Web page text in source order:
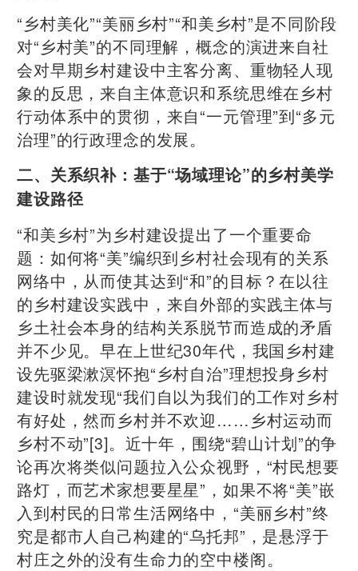
“乡村美化”“美丽乡村”“和美乡村”是不同阶段
对“乡村美”的不同理解，概念的演进来自社
会对早期乡村建设中主客分离、重物轻人现
象的反思，来自主体意识和系统思维在乡村
行动体系中的贯彻，来自“一元管理”到“多元
治理”的行政理念的发展。
二、关系织补：基于“场域理论”的乡村美学
建设路径
“和美乡村”为乡村建设提出了一个重要命
题：如何将“美”编织到乡村社会现有的关系
网络中，从而使其达到“和”的目标？在以往
的乡村建设实践中，来自外部的实践主体与
乡土社会本身的结构关系脱节而造成的矛盾
并不少见。早在上世纪30年代，我国乡村建
设先驱梁漱溟怀抱“乡村自治”理想投身乡村
建设时就发现“我们自以为我们的工作对乡村
有好处，然而乡村并不欢迎……乡村运动而
乡村不动”[3]。近十年，围绕“碧山计划”的争
论再次将类似问题拉入公众视野，“村民想要
路灯，而艺术家想要星星”，如果不将“美”嵌
入到村民的日常生活网络中，“美丽乡村”终
究是都市人自己构建的“乌托邦”，是悬浮于
村庄之外的没有生命力的空中楼阁。